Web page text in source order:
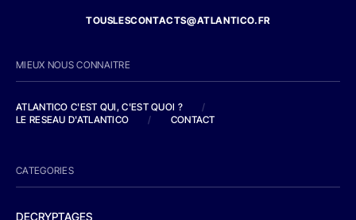
TOUSLESCONTACTS@ATLANTICO.FR
MIEUX NOUS CONNAITRE
ATLANTICO C'EST QUI, C'EST QUOI ?
/
LE RESEAU D'ATLANTICO
/ CONTACT
CATEGORIES
DECRYPTAGES